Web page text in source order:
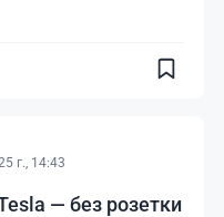
г., 14:43
— без розетки